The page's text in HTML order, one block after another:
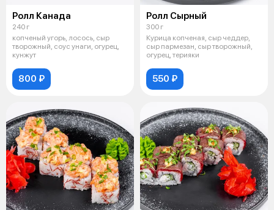
Ролл Канада
240 г
копченый угорь, лосось, сыр
творожный, соус унаги, огурец,
кунжут
800 ₽
Ролл Сырный
300 г
Курица копченая, сыр чеддер,
сыр пармезан, сыр творожный,
огурец, терияки
550 ₽